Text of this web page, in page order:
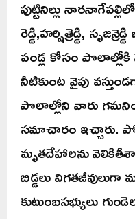
పుట్టినిల్లు
రెడ్డి,హర్షిత్రెడ్డి,
పండ్ల కోసం పొలాల్లోకి
నీటికుంట వైపు
పొలాల్లోని వారు
సమాచారం ఇచ్చారు.
మృతదేహాలను
బిడ్డలు
కుటుంబసభ్యులు